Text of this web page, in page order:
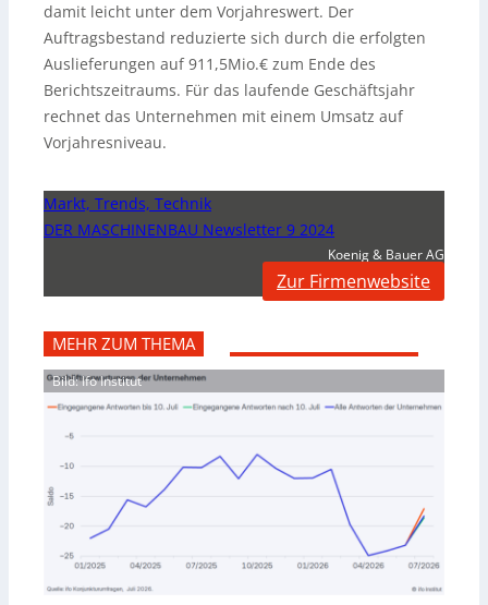
damit leicht unter dem Vorjahreswert. Der
Auftragsbestand reduzierte sich durch die erfolgten
Auslieferungen auf 911,5Mio.€ zum Ende des
Berichtszeitraums. Für das laufende Geschäftsjahr
rechnet das Unternehmen mit einem Umsatz auf
Vorjahresniveau.
Markt, Trends, Technik
DER MASCHINENBAU Newsletter 9 2024
Koenig & Bauer AG
Zur Firmenwebsite
MEHR ZUM THEMA
Bild: Ifo Institut